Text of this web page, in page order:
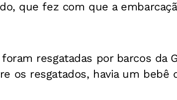
que fez com que a
resgatadas por barcos da
os resgatados, havia um bebê